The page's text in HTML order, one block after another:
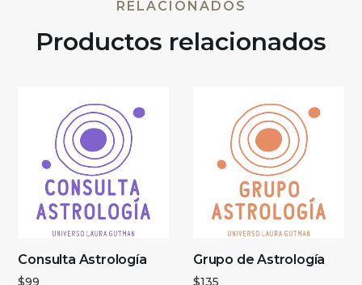
RELACIONADOS
Productos relacionados
Consulta Astrología
$99
Grupo de Astrología
$135